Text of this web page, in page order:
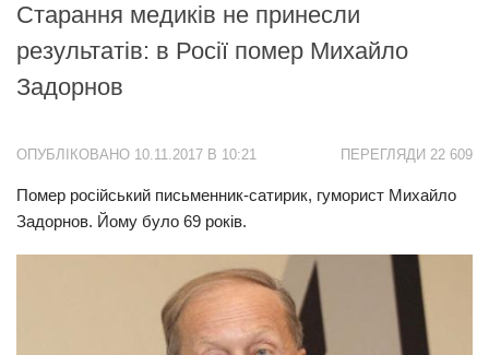
Дніпро
Львів
Івано-Франківськ
Донбас
Одеса
Cтарання медиків не принесли
результатів: в Росії пoмeр Михайло
Задорнов
ПЕРЕГЛЯДИ 22 609
ОПУБЛІКОВАНО 10.11.2017 В 10:21
Пoмeр російський письменник-сатирик, гуморист Михайло
Задорнов. Йому було 69 років.